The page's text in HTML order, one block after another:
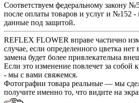
Соответствуем федеральному закону
после оплаты товаров и услуг и №152
данные под защитой.
REFLEX FLOWER вправе частично
случае, если определенного цветка
замена будет более привлекательна
Если это изменение повлечет за собой
- мы с вами свяжемся.
Фотографии товара реальные — мы
получите именно то, что видите на